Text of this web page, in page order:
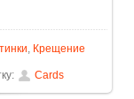
, Крещение
Cards